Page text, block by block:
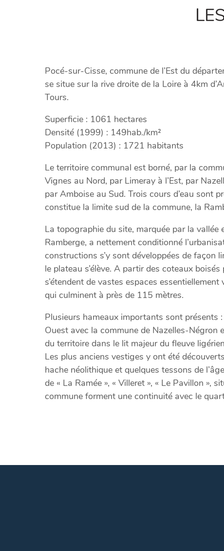
Pocé-sur-Cisse, commune de l’Est du
se situe sur la rive droite de la Loire à 4km
Tours.
Superficie : 1061 hectares
Densité (1999) : 149hab./km²
Population (2013) : 1721 habitants
Le territoire communal est borné, par la
Vignes au Nord, par Limeray à l’Est, par
par Amboise au Sud. Trois cours d’eau sont
constitue la limite sud de la commune, la
La topographie du site, marquée par la vallée
Ramberge, a nettement conditionné
constructions s’y sont développées de façon
le plateau s’élève. A partir des coteaux
s’étendent de vastes espaces essentiellement
qui culminent à près de 115 mètres.
Plusieurs hameaux importants sont présents
Ouest avec la commune de Nazelles-Négron
du territoire dans le lit majeur du fleuve
Les plus anciens vestiges y ont été
hache néolithique et quelques tessons de
de « La Ramée », « Villeret », « Le Pavillon »,
commune forment une continuité avec le